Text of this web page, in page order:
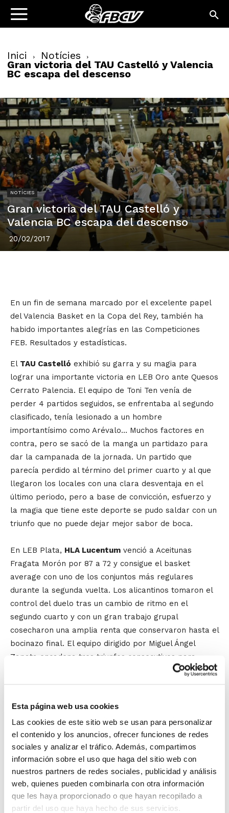
Esta página web usa cookies
Las cookies de este sitio web se usan para personalizar
el contenido y los anuncios, ofrecer funciones de redes
sociales y analizar el tráfico. Además, compartimos
información sobre el uso que haga del sitio web con
nuestros partners de redes sociales, publicidad y análisis
web, quienes pueden combinarla con otra información
que les haya proporcionado o que hayan recopilado a
partir del uso que haya hecho de sus servicios.
Inici Notícies
Gran victoria del TAU Castelló y Valencia
BC escapa del descenso
NOTÍCIES
Gran victoria del TAU Castelló y
Valencia BC escapa del descenso
20/02/2017
En un fin de semana marcado por el excelente papel
del Valencia Basket en la Copa del Rey, también ha
habido importantes alegrías en las Competiciones
FEB. Resultados y estadísticas.
El TAU Castelló exhibió su garra y su magia para
lograr una importante victoria en LEB Oro ante Quesos
Cerrato Palencia. El equipo de Toni Ten venía de
perder 4 partidos seguidos, se enfrentaba al segundo
clasificado, tenía lesionado a un hombre
importantísimo como Arévalo… Muchos factores en
contra, pero se sacó de la manga un partidazo para
dar la campanada de la jornada. Un partido que
parecía perdido al término del primer cuarto y al que
llegaron los locales con una clara desventaja en el
último periodo, pero a base de convicción, esfuerzo y
la magia que tiene este deporte se pudo saldar con un
triunfo que no puede dejar mejor sabor de boca.
En LEB Plata, HLA Lucentum venció a Aceitunas
Fragata Morón por 87 a 72 y consigue el basket
average con uno de los conjuntos más regulares
durante la segunda vuelta. Los alicantinos tomaron el
control del duelo tras un cambio de ritmo en el
segundo cuarto y con un gran trabajo grupal
cosecharon una amplia renta que conservaron hasta el
bocinazo final. El equipo dirigido por Miguel Ángel
Zapata encadena tres triunfos consecutivos para
seguir en el liderato de LEB Plata con 15 victorias
últimas jornadas pero ello no fue suficiente para
hacerse con la victoria en un partido muy apretado
que se decidió por pequeños detalles.
En Liga Femenina-2,València Basket sumó su segundo
triunfo consecutivo ante un rival directo y escapa de
los puestos de descenso gracias a tener el basket-
average a favor con Instituto de Fertilidad Air Europa.